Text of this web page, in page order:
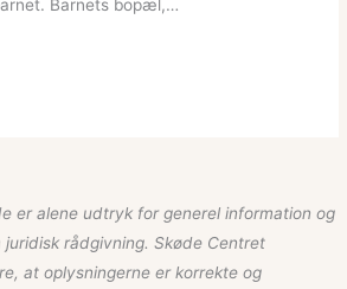
Barnets bopæl,…
er alene udtryk for generel information og
juridisk rådgivning. Skøde Centret
at oplysningerne er korrekte og